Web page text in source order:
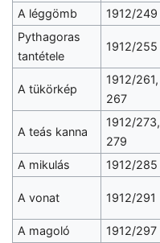
A léggömb 1912/249
Pythagoras
tantétele
1912/255
A tükörkép
1912/261,
267
A teás kanna
1912/273,
279
A mikulás 1912/285
A vonat 1912/291
A magoló
1912/297